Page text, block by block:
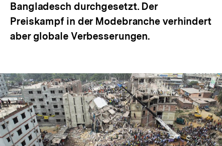
Bangladesch durchgesetzt. Der
Preiskampf in der Modebranche verhindert
aber globale Verbesserungen.